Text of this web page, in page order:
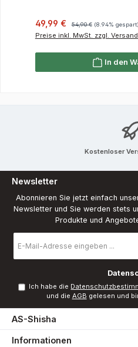
Verkaufspreis:
49,99 € Regulärer Preis:
54,90 € (8.94% gespart)
Preise inkl. MwSt. zzgl.
In den
Kostenloser
Newsletter
Abonnieren Sie jetzt einfach
Newsletter und Sie werden stets
Produkte und
Mail-
Ich habe die
und die AGB gelesen und
AS-Shisha
Informationen